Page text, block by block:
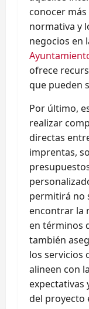
conocer
normativa y
negocios en
ofrece
que pueden
Por último,
realizar
directas
imprentas,
permitirá no
encontrar la
en términos
también
los servicios
alineen con
expectativas
del proyecto